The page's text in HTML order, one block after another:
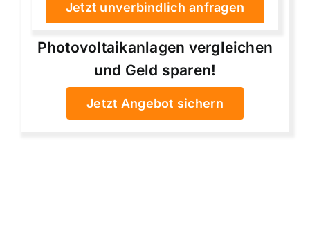
Jetzt unverbindlich anfragen
Photovoltaikanlagen vergleichen
und Geld sparen!
Jetzt Angebot sichern